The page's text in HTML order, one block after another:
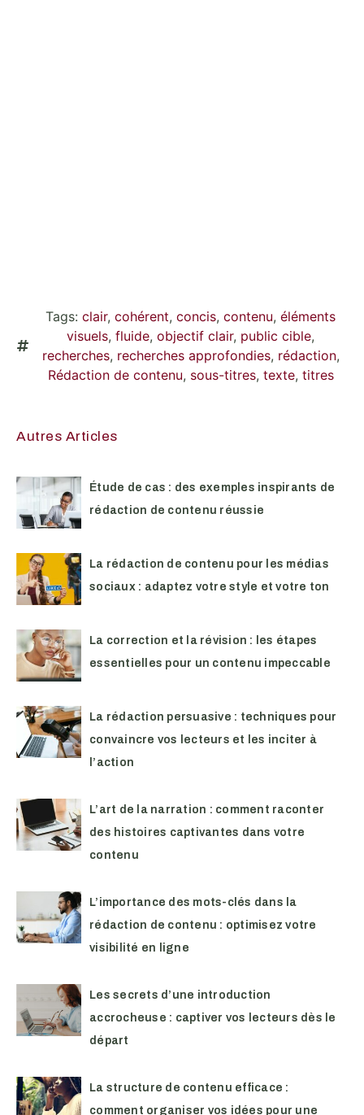
Tags: clair, cohérent, concis, contenu, éléments
visuels, fluide, objectif clair, public cible,
recherches, recherches approfondies, rédaction,
Rédaction de contenu, sous-titres, texte, titres
Autres Articles
Étude de cas : des exemples inspirants de
rédaction de contenu réussie
La rédaction de contenu pour les médias
sociaux : adaptez votre style et votre ton
La correction et la révision : les étapes
essentielles pour un contenu impeccable
La rédaction persuasive : techniques pour
convaincre vos lecteurs et les inciter à
l’action
L’art de la narration : comment raconter
des histoires captivantes dans votre
contenu
L’importance des mots-clés dans la
rédaction de contenu : optimisez votre
visibilité en ligne
Les secrets d’une introduction
accrocheuse : captiver vos lecteurs dès le
départ
La structure de contenu efficace :
comment organiser vos idées pour une